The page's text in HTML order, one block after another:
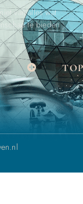
van alles wat
te bieden